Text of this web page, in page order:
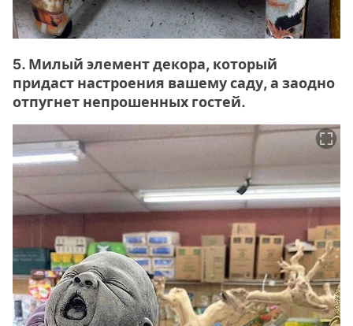
5. Милый элемент декора, который
придаст настроения вашему саду, а заодно
отпугнет непрошенных гостей.